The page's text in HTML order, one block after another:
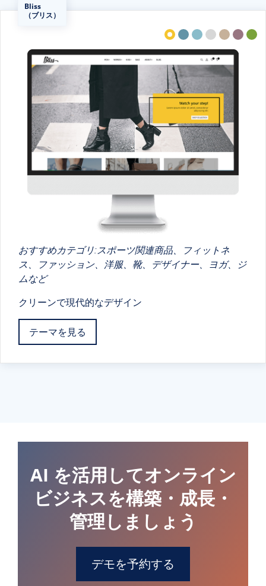
Bliss
（ブリス）
おすすめカテゴリ:スポーツ関連商品、フィットネ
ス、ファッション、洋服、靴、デザイナー、ヨガ、ジ
ムなど
クリーンで現代的なデザイン
テーマを見る
AI を活用してオンライン
ビジネスを構築・成長・
管理しましょう
デモを予約する